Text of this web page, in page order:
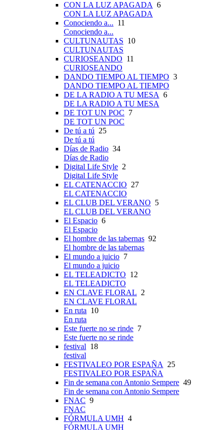
CON LA LUZ APAGADA 6
CON LA LUZ APAGADA
Conociendo a... 11
Conociendo a...
CULTUNAUTAS 10
CULTUNAUTAS
CURIOSEANDO 11
CURIOSEANDO
DANDO TIEMPO AL TIEMPO 3
DANDO TIEMPO AL TIEMPO
DE LA RADIO A TU MESA 6
DE LA RADIO A TU MESA
DE TOT UN POC 7
DE TOT UN POC
De tú a tú 25
De tú a tú
Días de Radio 34
Días de Radio
Digital Life Style 2
Digital Life Style
EL CATENACCIO 27
EL CATENACCIO
EL CLUB DEL VERANO 5
EL CLUB DEL VERANO
El Espacio 6
El Espacio
El hombre de las tabernas 92
El hombre de las tabernas
El mundo a juicio 7
El mundo a juicio
EL TELEADICTO 12
EL TELEADICTO
EN CLAVE FLORAL 2
EN CLAVE FLORAL
En ruta 10
En ruta
Este fuerte no se rinde 7
Este fuerte no se rinde
festival 18
festival
FESTIVALEO POR ESPAÑA 25
FESTIVALEO POR ESPAÑA
Fin de semana con Antonio Sempere 49
Fin de semana con Antonio Sempere
FNAC 9
FNAC
FÓRMULA UMH 4
FÓRMULA UMH